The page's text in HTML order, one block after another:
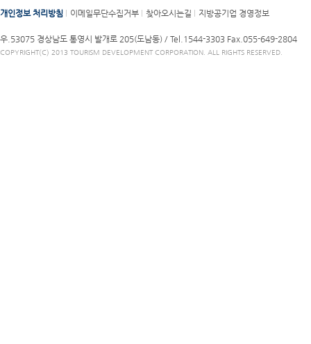
개인정보 처리방침 이메일무단수집거부 찾아오시는길 지방공기업 경영정보
우.53075 경상남도 통영시 발개로 205(도남동) / Tel.1544-3303 Fax.055-649-2804
COPYRIGHT(C) 2013 TOURISM DEVELOPMENT CORPORATION. ALL RIGHTS RESERVED.